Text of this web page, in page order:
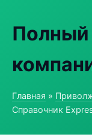
Полный
Главная »
Справочник